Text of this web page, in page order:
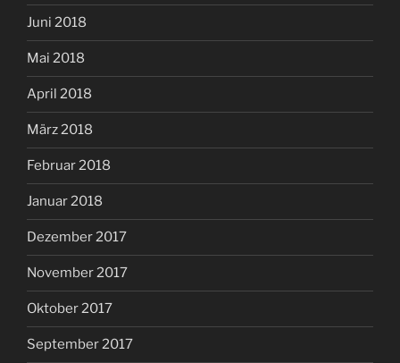
Juni 2018
Mai 2018
April 2018
März 2018
Februar 2018
Januar 2018
Dezember 2017
November 2017
Oktober 2017
September 2017